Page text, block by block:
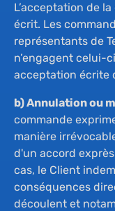
L’acceptation de
écrit. Les
représentants de
n’engagent celui-
acceptation écrite
b) Annulation ou
commande
manière
d'un accord
cas, le Client
conséquences
découlent et